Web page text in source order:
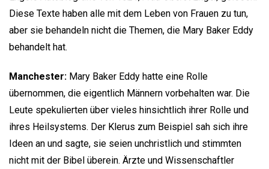
Diese Texte haben alle mit dem Leben von Frauen zu tun,
aber sie behandeln nicht die Themen, die Mary Baker Eddy
behandelt hat.
Manchester: Mary Baker Eddy hatte eine Rolle
übernommen, die eigentlich Männern vorbehalten war. Die
Leute spekulierten über vieles hinsichtlich ihrer Rolle und
ihres Heilsystems. Der Klerus zum Beispiel sah sich ihre
Ideen an und sagte, sie seien unchristlich und stimmten
nicht mit der Bibel überein. Ärzte und Wissenschaftler